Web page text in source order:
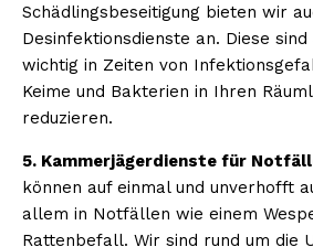
Schädlingsbeseitigung bieten wir
Desinfektionsdienste an. Diese
wichtig in Zeiten von
Keime und Bakterien in Ihren
reduzieren.
5. Kammerjägerdienste für
können auf einmal und unverhofft
allem in Notfällen wie einem
Rattenbefall. Wir sind rund um die